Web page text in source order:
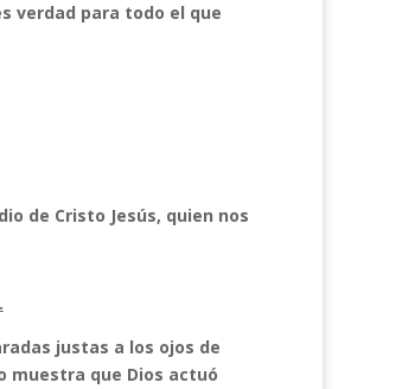
verdad para todo el que
de Cristo Jesús, quien nos
justas a los ojos de
muestra que Dios actuó